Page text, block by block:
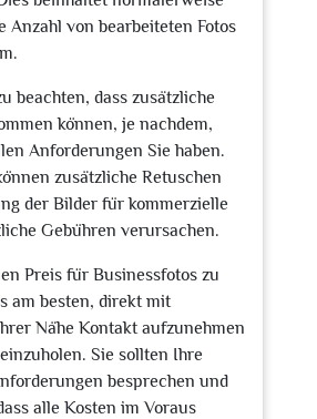
Anzahl von bearbeiteten Fotos
beachten, dass zusätzliche
können, je nachdem,
Anforderungen Sie haben.
zusätzliche Retuschen
der Bilder für kommerzielle
Gebühren verursachen.
Preis für Businessfotos zu
am besten, direkt mit
Nähe Kontakt aufzunehmen
Sie sollten Ihre
besprechen und
alle Kosten im Voraus